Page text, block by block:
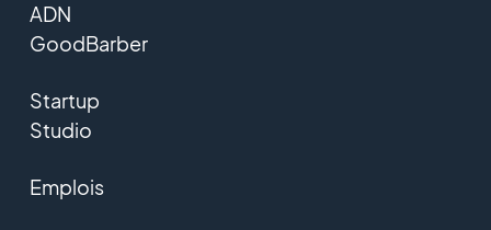
ADN
GoodBarber
Startup
Studio
Emplois